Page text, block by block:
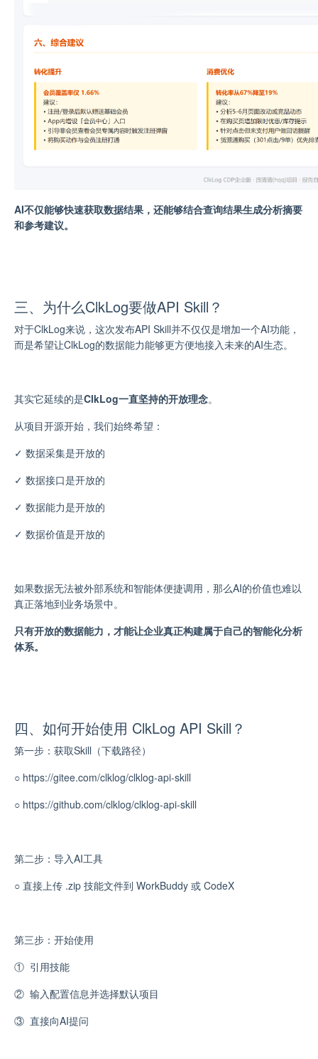
AI不仅能够快速获取数据结果，还能够结合查询结果生成分析摘要
和参考建议。
三、为什么ClkLog要做API Skill？
对于ClkLog来说，这次发布API Skill并不仅仅是增加一个AI功能，
而是希望让ClkLog的数据能力能够更方便地接入未来的AI生态。
其实它延续的是ClkLog一直坚持的开放理念。
从项目开源开始，我们始终希望：
✓ 数据采集是开放的
✓ 数据接口是开放的
✓ 数据能力是开放的
✓ 数据价值是开放的
如果数据无法被外部系统和智能体便捷调用，那么AI的价值也难以
真正落地到业务场景中。
只有开放的数据能力，才能让企业真正构建属于自己的智能化分析
体系。
四、如何开始使用 ClkLog API Skill？
第一步：获取Skill（下载路径）
○ https://gitee.com/clklog/clklog-api-skill
○ https://github.com/clklog/clklog-api-skill
第二步：导入AI工具
○ 直接上传 .zip 技能文件到 WorkBuddy 或 CodeX
第三步：开始使用
① 引用技能
② 输入配置信息并选择默认项目
③ 直接向AI提问